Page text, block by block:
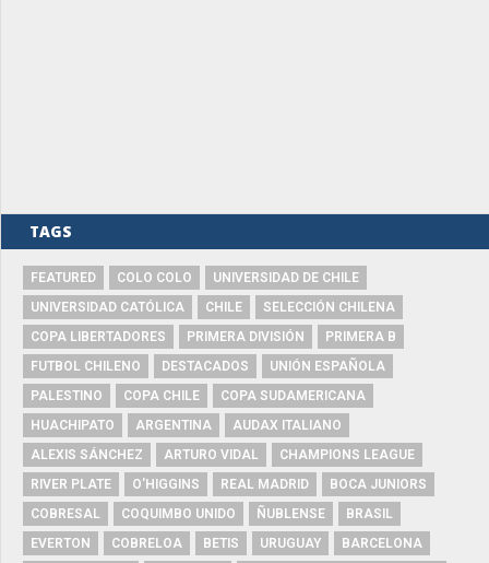
TAGS
FEATURED COLO COLO
UNIVERSIDAD DE CHILE
UNIVERSIDAD CATÓLICA
CHILE
SELECCIÓN CHILENA
COPA LIBERTADORES
PRIMERA DIVISIÓN
PRIMERA B
FUTBOL CHILENO
DESTACADOS
UNIÓN ESPAÑOLA
PALESTINO
COPA CHILE
COPA SUDAMERICANA
HUACHIPATO
ARGENTINA
AUDAX ITALIANO
ALEXIS SÁNCHEZ
ARTURO VIDAL
CHAMPIONS LEAGUE
RIVER PLATE
O'HIGGINS REAL MADRID
BOCA JUNIORS
COBRESAL
COQUIMBO UNIDO ÑUBLENSE
BRASIL
EVERTON
COBRELOA BETIS URUGUAY
BARCELONA